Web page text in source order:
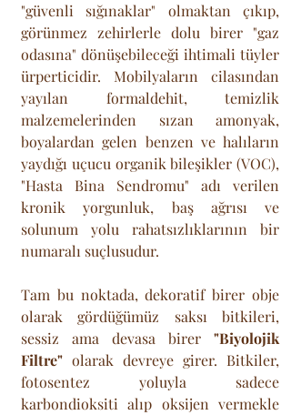
"güvenli sığınaklar" olmaktan çıkıp,
görünmez zehirlerle dolu birer "gaz
odasına" dönüşebileceği ihtimali tüyler
ürperticidir. Mobilyaların cilasından
yayılan formaldehit, temizlik
malzemelerinden sızan amonyak,
boyalardan gelen benzen ve halıların
yaydığı uçucu organik bileşikler (VOC),
"Hasta Bina Sendromu" adı verilen
kronik yorgunluk, baş ağrısı ve
solunum yolu rahatsızlıklarının bir
numaralı suçlusudur.
Tam bu noktada, dekoratif birer obje
olarak gördüğümüz saksı bitkileri,
sessiz ama devasa birer "Biyolojik
Filtre" olarak devreye girer. Bitkiler,
fotosentez yoluyla sadece
karbondioksiti alıp oksijen vermekle